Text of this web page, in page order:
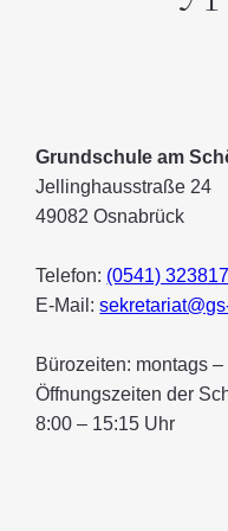
Grundschule am
Jellinghausstraße 24
49082 Osnabrück
Telefon: (0541)
E-Mail:
Bürozeiten: montags
Öffnungszeiten der
8:00 – 15:15 Uhr